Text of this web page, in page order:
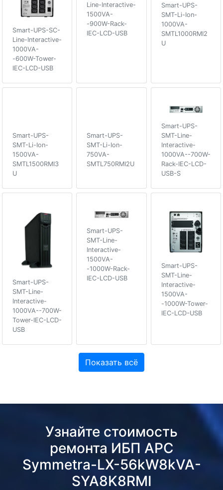
Smart-UPS-SC-
Line-Interactive-
1000VA-
-600W-Tower-
IEC-LCD-USB
Line-Interactive-
1500VA-
-900W-Rack-
IEC-LCD-USB
Smart-UPS-
SMT-Li-Ion-
1000VA-
SMTL1000RMI2
U
Smart-UPS-
SMT-Li-Ion-
1500VA-
SMTL1500RMI3
U
Smart-UPS-
SMT-Li-Ion-
750VA-
SMTL750RMI2U
Smart-UPS-
SMT-Line-
Interactive-
1000VA--700W-
Rack-IEC-LCD-
USB-S
Smart-UPS-
SMT-Line-
Interactive-
1000VA--700W-
Tower-IEC-LCD-
USB
Smart-UPS-
SMT-Line-
Interactive-
1500VA-
-1000W-Rack-
IEC-LCD-USB
Smart-UPS-
SMT-Line-
Interactive-
1500VA-
-1000W-Tower-
IEC-LCD-USB
Показать всё
Узнайте стоимость
ремонта ИБП APC
Symmetra-LX-56kW8kVA-
SYA8K8RMI